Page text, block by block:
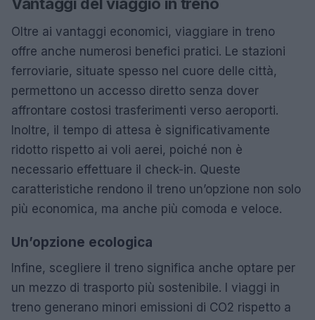
Oltre ai vantaggi economici, viaggiare in treno
offre anche numerosi benefici pratici. Le stazioni
ferroviarie, situate spesso nel cuore delle città,
permettono un accesso diretto senza dover
affrontare costosi trasferimenti verso aeroporti.
Inoltre, il tempo di attesa è significativamente
ridotto rispetto ai voli aerei, poiché non è
necessario effettuare il check-in. Queste
caratteristiche rendono il treno un’opzione non solo
più economica, ma anche più comoda e veloce.
Un’opzione ecologica
Infine, scegliere il treno significa anche optare per
un mezzo di trasporto più sostenibile. I viaggi in
treno generano minori emissioni di CO2 rispetto a